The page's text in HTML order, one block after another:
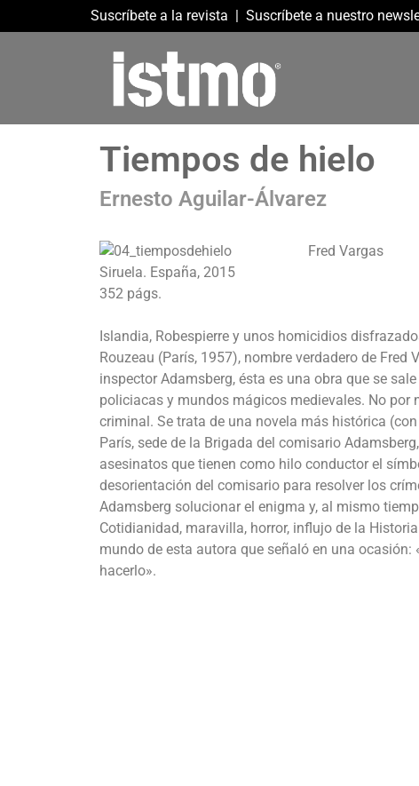
Suscríbete a la revista | Suscríbete a nuestro
Tiempos de hielo
Ernesto Aguilar-Álvarez
Fred Vargas
Siruela. España, 2015
352 págs.
Islandia, Robespierre y unos homicidios
Rouzeau (París, 1957), nombre verdadero de
inspector Adamsberg, ésta es una obra que se
policiacas y mundos mágicos medievales. No por
criminal. Se trata de una novela más histórica
París, sede de la Brigada del comisario
asesinatos que tienen como hilo conductor el
desorientación del comisario para resolver los
Adamsberg solucionar el enigma y, al mismo
Cotidianidad, maravilla, horror, influjo de la
mundo de esta autora que señaló en una
hacerlo».